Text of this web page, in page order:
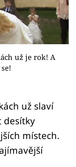
už je rok! A
už slaví
desítky
místech.